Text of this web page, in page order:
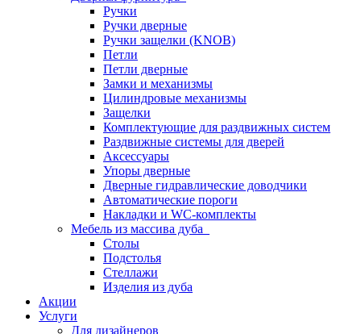
Ручки
Ручки дверные
Ручки защелки (KNOB)
Петли
Петли дверные
Замки и механизмы
Цилиндровые механизмы
Защелки
Комплектующие для раздвижных систем
Раздвижные системы для дверей
Аксессуары
Упоры дверные
Дверные гидравлические доводчики
Автоматические пороги
Накладки и WC-комплекты
Мебель из массива дуба
Столы
Подстолья
Стеллажи
Изделия из дуба
Акции
Услуги
Для дизайнеров